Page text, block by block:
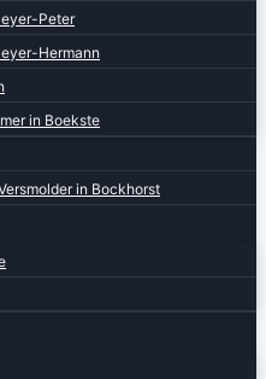
Peter
Hermann
in Boekste
in Bockhorst